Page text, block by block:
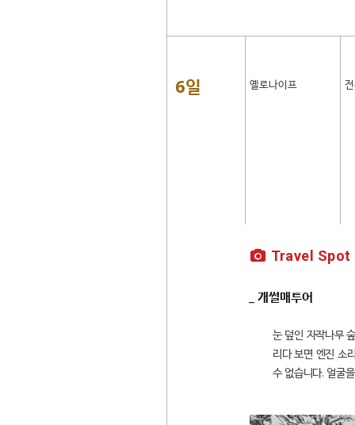
6일 옐로나이프
Travel Spot
_ 개썰매투어
눈 덮인 자작나무
리다 보면 엔진 소
수 없습니다. 얼굴